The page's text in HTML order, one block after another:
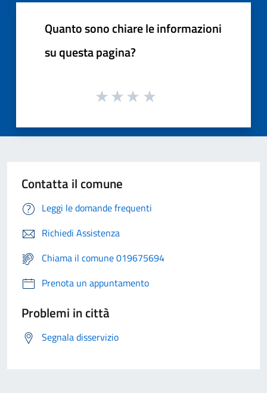
Quanto sono chiare le informazioni
su questa pagina?
Contatta il comune
Leggi le domande frequenti
Richiedi Assistenza
Chiama il comune 019675694
Prenota un appuntamento
Problemi in città
Segnala disservizio